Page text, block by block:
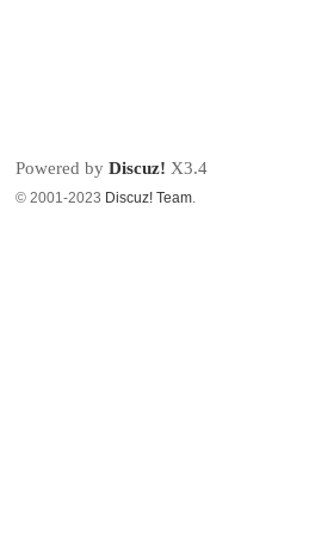
Powered byDiscuz! X3.4
© 2001-2023 Discuz! Team.